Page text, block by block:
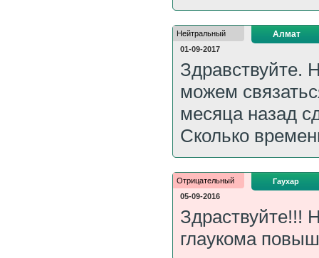
Нейтральный
01-09-2017
Алмат
Здравствуйте.
можем
месяца назад
Сколько
Отрицательный
05-09-2016
Гаухар
Здраствуйте!!!
глаукома